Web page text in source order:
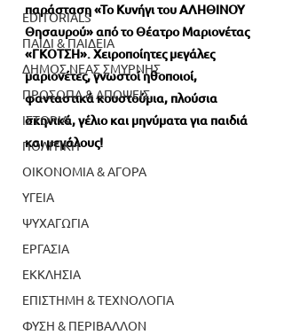
EDITORIALS
ΠΑΙΔΙ & ΠΑΙΔΕΙΑ
ΔΗΜΟΣ ΝΕΑΣ ΣΜΥΡΝΗΣ
ΠΡΟΣΩΠΑ & ΑΠΟΨΕΙΣ
ΙΣΤΟΡΙΑ
ΠΟΛΙΤΙΚΗ
ΟΙΚΟΝΟΜΙΑ & ΑΓΟΡΑ
ΥΓΕΙΑ
ΨΥΧΑΓΩΓΙΑ
ΕΡΓΑΣΙΑ
ΕΚΚΛΗΣΙΑ
ΕΠΙΣΤΗΜΗ & ΤΕΧΝΟΛΟΓΙΑ
ΦΥΣΗ & ΠΕΡΙΒΑΛΛΟΝ
παράσταση «Το Κυνήγι του ΑΛΗΘΙΝΟΥ
Θησαυρού» από το Θέατρο Μαριονέτας
«ΓΚΟΤΣΗ». Χειροποίητες μεγάλες
μαριονέτες, γνωστοί ηθοποιοί,
φανταστικά κουστούμια, πλούσια
σκηνικά, γέλιο και μηνύματα για παιδιά
και μεγάλους!